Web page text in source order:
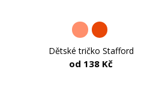
Dětské tričko Stafford
od 138 Kč